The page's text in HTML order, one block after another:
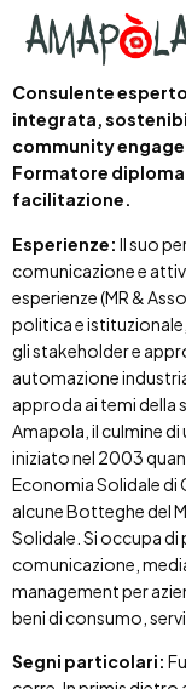
contenuto
Consulente
integrata,
community
Formatore
facilitazione.
Esperienze: Il suo
comunicazione e
esperienze (MR &
politica e
gli stakeholder e
automazione
approda ai temi della
Amapola, il culmine
iniziato nel 2003
Economia Solidale di
alcune Botteghe del
Solidale. Si occupa
comunicazione,
management per
beni di consumo,
Segni particolari: